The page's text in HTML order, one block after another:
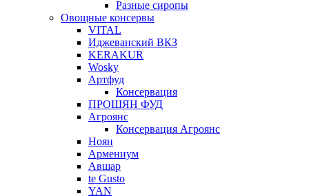
Разные сиропы
Овощные консервы
VITAL
Иджеванский ВКЗ
KERAKUR
Wosky
Артфуд
Консервация
ПРОШЯН ФУД
Агроянс
Консервация Агроянс
Ноян
Армениум
Авшар
te Gusto
YAN